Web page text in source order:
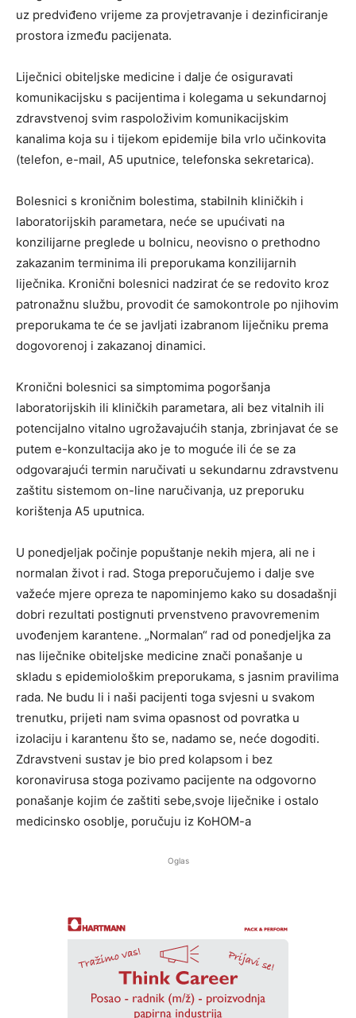
uz predviđeno vrijeme za provjetravanje i dezinficiranje
prostora između pacijenata.
Liječnici obiteljske medicine i dalje će osiguravati
komunikacijsku s pacijentima i kolegama u sekundarnoj
zdravstvenoj svim raspoloživim komunikacijskim
kanalima koja su i tijekom epidemije bila vrlo učinkovita
(telefon, e-mail, A5 uputnice, telefonska sekretarica).
Bolesnici s kroničnim bolestima, stabilnih kliničkih i
laboratorijskih parametara, neće se upućivati na
konzilijarne preglede u bolnicu, neovisno o prethodno
zakazanim terminima ili preporukama konzilijarnih
liječnika. Kronični bolesnici nadzirat će se redovito kroz
patronažnu službu, provodit će samokontrole po njihovim
preporukama te će se javljati izabranom liječniku prema
dogovorenoj i zakazanoj dinamici.
Kronični bolesnici sa simptomima pogoršanja
laboratorijskih ili kliničkih parametara, ali bez vitalnih ili
potencijalno vitalno ugrožavajućih stanja, zbrinjavat će se
putem e-konzultacija ako je to moguće ili će se za
odgovarajući termin naručivati u sekundarnu zdravstvenu
zaštitu sistemom on-line naručivanja, uz preporuku
korištenja A5 uputnica.
U ponedjeljak počinje popuštanje nekih mjera, ali ne i
normalan život i rad. Stoga preporučujemo i dalje sve
važeće mjere opreza te napominjemo kako su dosadašnji
dobri rezultati postignuti prvenstveno pravovremenim
uvođenjem karantene. „Normalan“ rad od ponedjeljka za
nas liječnike obiteljske medicine znači ponašanje u
skladu s epidemiološkim preporukama, s jasnim pravilima
rada. Ne budu li i naši pacijenti toga svjesni u svakom
trenutku, prijeti nam svima opasnost od povratka u
izolaciju i karantenu što se, nadamo se, neće dogoditi.
Zdravstveni sustav je bio pred kolapsom i bez
koronavirusa stoga pozivamo pacijente na odgovorno
ponašanje kojim će zaštiti sebe,svoje liječnike i ostalo
medicinsko osoblje, poručuju iz KoHOM-a
Oglas